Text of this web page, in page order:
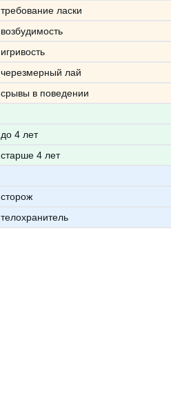
требование ласки
возбудимость
игривость
черезмерный лай
срывы в поведении
до 4 лет
старше 4 лет
сторож
телохранитель